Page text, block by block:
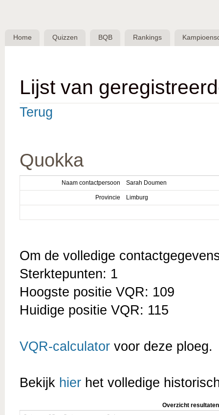
Belgische
QuizBond
Home Quizzen BQB Rankings
Lijst van
Terug
Quokka
Naam contactpersoon Sarah Doumen
Provincie Limburg
Om de volledige
Sterktepunten: 1
Hoogste positie VQR: 109
Huidige positie VQR: 115
VQR-calculator voor deze ploeg.
Bekijk hier het volledige
Overzicht resultaten